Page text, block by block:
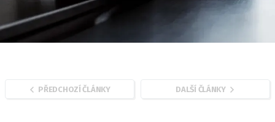
PŘEDCHOZÍ ČLÁNKY DALŠÍ ČLÁNKY